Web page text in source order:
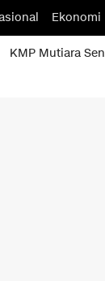
Ekonomi
KMP Mutiara